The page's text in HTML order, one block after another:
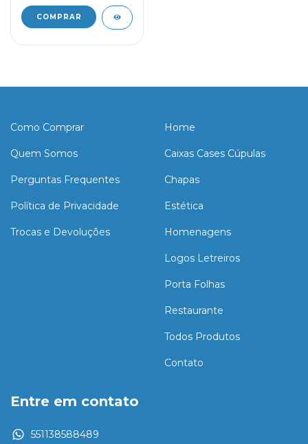
Como Comprar
Quem Somos
Perguntas Frequentes
Política de Privacidade
Trocas e Devoluções
Home
Caixas Cases Cúpulas
Chapas
Estética
Homenagens
Logos Letreiros
Porta Folhas
Restaurante
Todos Produtos
Contato
Entre em contato
551138588489